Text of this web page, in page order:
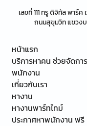
เลขที่ 111 ทรู ดิจิทัล พาร์
ถนนสุขุมวิท แขวงบ
หน้าแรก
บริการหาคน ช่วยจัดการ
พนักงาน
เกี่ยวกับเรา
หางาน
หางานพาร์ทไทม์
ประกาศหาพนักงาน ฟรี